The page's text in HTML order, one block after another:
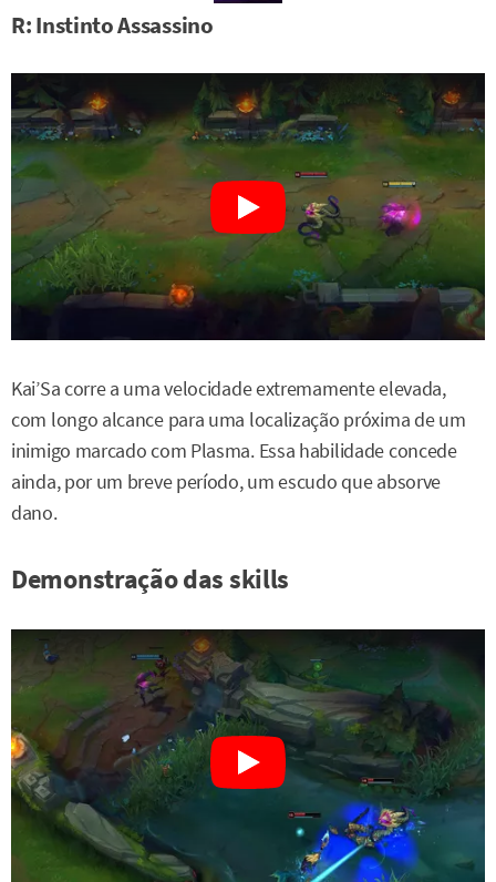
R: Instinto Assassino
Kai’Sa corre a uma velocidade extremamente elevada,
com longo alcance para uma localização próxima de um
inimigo marcado com Plasma. Essa habilidade concede
ainda, por um breve período, um escudo que absorve
dano.
Demonstração das skills